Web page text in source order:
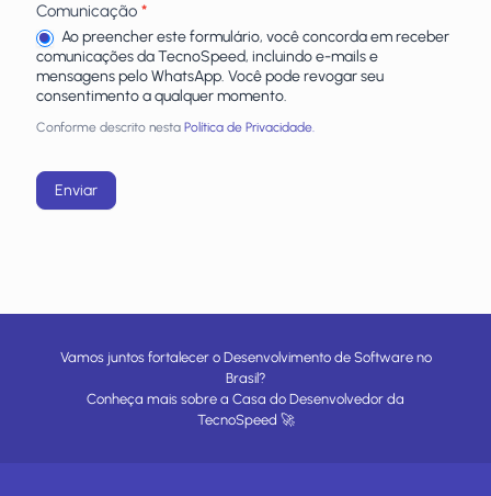
Comunicação *
Ao preencher este formulário, você concorda em receber
comunicações da TecnoSpeed, incluindo e-mails e
mensagens pelo WhatsApp. Você pode revogar seu
consentimento a qualquer momento.
Conforme descrito nesta Política de Privacidade.
Enviar
Vamos juntos fortalecer o Desenvolvimento de Software no
Brasil?
Conheça mais sobre a Casa do Desenvolvedor da
TecnoSpeed 🚀